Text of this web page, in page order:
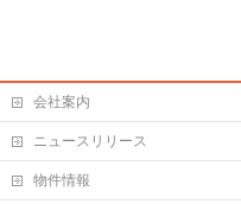
会社案内
ニュースリリース
物件情報